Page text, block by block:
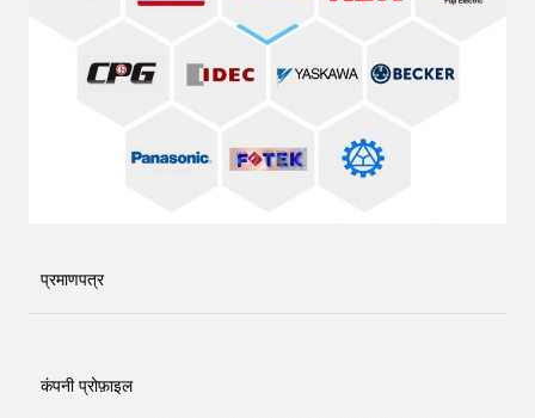
प्रमाणपत्र
कंपनी प्रोफ़ाइल